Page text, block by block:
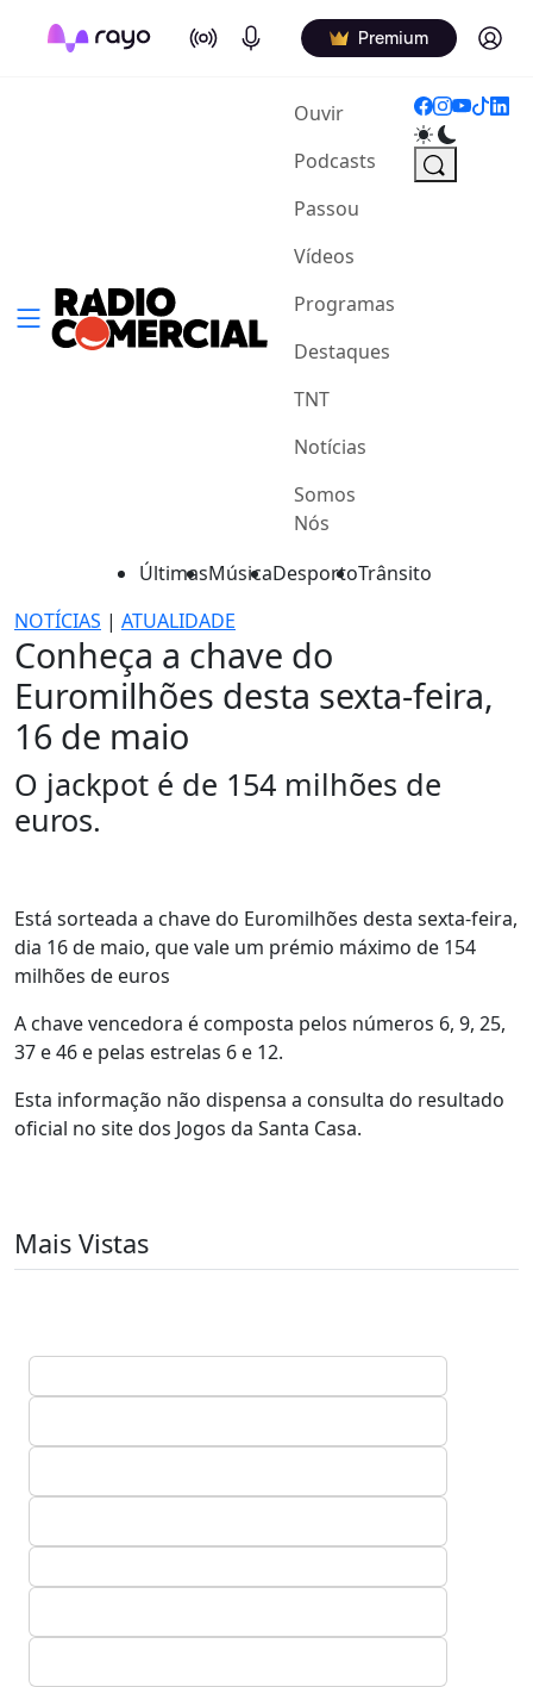
On Air Podcasts Premium Log in
Ouvir(current)
Podcasts
Passou
Vídeos
Programas
Destaques
TNT
Notícias
Somos
Nós
ÚltimasMúsicaDesportoTrânsito
NOTÍCIAS | ATUALIDADE
Conheça a chave do
Euromilhões desta sexta-feira,
16 de maio
O jackpot é de 154 milhões de
euros.
Está sorteada a chave do Euromilhões desta sexta-feira,
dia 16 de maio, que vale um prémio máximo de 154
milhões de euros
A chave vencedora é composta pelos números 6, 9, 25,
37 e 46 e pelas estrelas 6 e 12.
Esta informação não dispensa a consulta do resultado
oficial no site dos Jogos da Santa Casa.
Mais Vistas